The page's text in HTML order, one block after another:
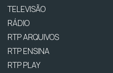
TELEVISÃO
RÁDIO
RTP ARQUIVOS
RTP ENSINA
RTP PLAY